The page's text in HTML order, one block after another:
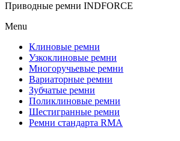
Приводные ремни INDFORCE
Menu
Клиновые ремни
Узкоклиновые ремни
Многоручьевые ремни
Вариаторные ремни
Зубчатые ремни
Поликлиновые ремни
Шестигранные ремни
Ремни стандарта RMA